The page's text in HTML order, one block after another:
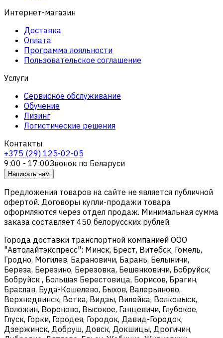
Интернет-магазин
Доставка
Оплата
Программа лояльности
Пользовательское соглашение
Услуги
Сервисное обслуживание
Обучение
Лизинг
Логистические решения
Контакты
+375 (29) 125-02-05
9:00 - 17:00Звонок по Беларуси
Написать нам
Предложения товаров на сайте не является публичной
офертой. Договоры купли-продажи товара
оформляются через отдел продаж. Минимальная сумма
заказа составляет 450 белорусских рублей.
Города доставки транспортной компанией ООО
"Автолайтэкспресс": Минск, Брест, Витебск, Гомель,
Гродно, Могилев, Барановичи, Барань, Белыничи,
Береза, Березино, Березовка, Бешенковичи, Бобруйск,
Бобруйск , Большая Берестовица, Борисов, Брагин,
Браслав, Буда-Кошелево, Быхов, Валерьяново,
Верхнедвинск, Ветка, Видзы, Вилейка, Волковыск,
Воложин, Вороново, Высокое, Ганцевичи, Глубокое,
Глуск, Горки, Городея, Городок, Давид-Городок,
Дзержинск, Добруш, Довск, Докшицы, Дрогичин,